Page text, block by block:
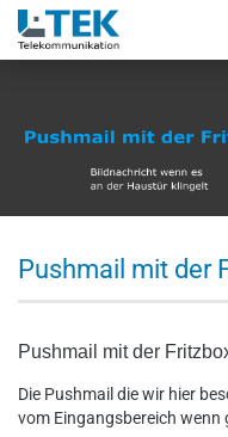
Pushmail mit der
Pushmail mit der
Die Pushmail die wir hier
vom Eingangsbereich wenn